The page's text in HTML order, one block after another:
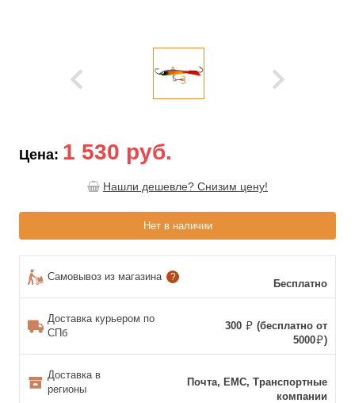
Цена: 1 530 руб.
Нашли дешевле? Снизим цену!
Нет в наличии
Самовывоз из магазина ?
Бесплатно
Доставка курьером по
СПб
300
(бесплатно от
5000
)
Доставка в
регионы
Почта, ЕМС, Транспортные
компании